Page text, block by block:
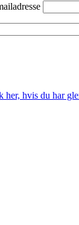
her, hvis du har